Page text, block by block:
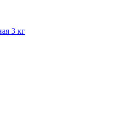
3 кг